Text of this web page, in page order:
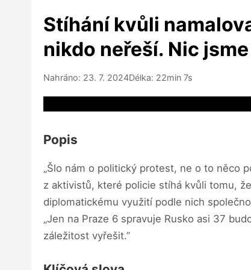
Stíhání kvůli
nikdo neřeší. Nic
Nahráno: 23. 7. 2024Délka: 22min 7s
Popis
„Šlo nám o politický protest, ne o to něco
z aktivistů, které policie stíhá kvůli tomu,
diplomatickému využití podle nich
„Jen na Praze 6 spravuje Rusko asi 37
záležitost vyřešit.”